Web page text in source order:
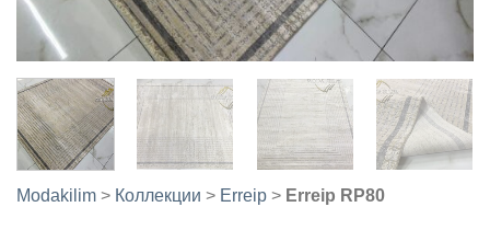
Modakilim > Коллекции > Erreip > Erreip RP80